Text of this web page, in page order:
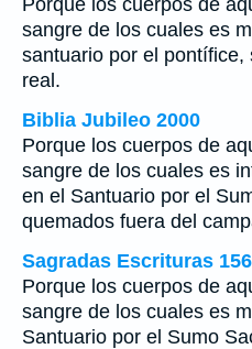
Porque los cuerpos de
sangre de los cuales es
santuario por el pontífice,
real.
Biblia Jubileo 2000
Porque los cuerpos de
sangre de los cuales es
en el Santuario por el
quemados fuera del
Sagradas Escrituras
Porque los cuerpos de
sangre de los cuales es
Santuario por el Sumo